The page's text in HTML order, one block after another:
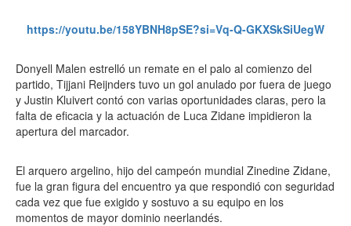
https://youtu.be/158YBNH8pSE?si=Vq-Q-GKXSkSiUegW
Donyell Malen estrelló un remate en el palo al comienzo del
partido, Tijjani Reijnders tuvo un gol anulado por fuera de juego
y Justin Kluivert contó con varias oportunidades claras, pero la
falta de eficacia y la actuación de Luca Zidane impidieron la
apertura del marcador.
El arquero argelino, hijo del campeón mundial Zinedine Zidane,
fue la gran figura del encuentro ya que respondió con seguridad
cada vez que fue exigido y sostuvo a su equipo en los
momentos de mayor dominio neerlandés.